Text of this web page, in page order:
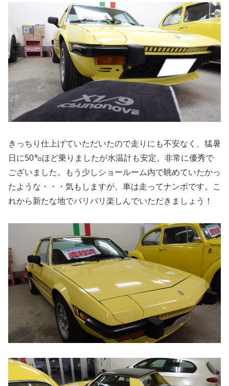
きっちり仕上げていただいたので走りにも不安なく、猛暑
日に50㌔ほど乗りましたが水温計も安定。非常に優秀で
ございました。もう少しショールーム内で眺めていたかっ
たような・・・気もしますが、車は走ってナンボです。こ
れから新たな地でバリバリ楽しんでいただきましょう！